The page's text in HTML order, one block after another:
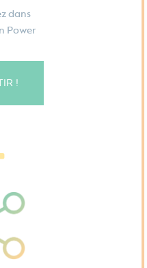
dans
Power
!